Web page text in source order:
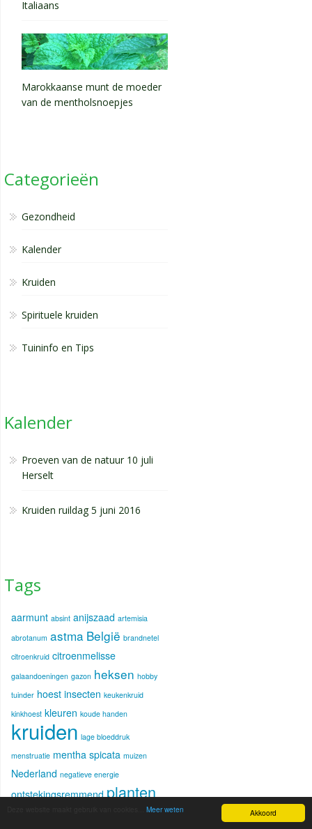
Akkoord
Meer weten
Italiaans
Marokkaanse munt de moeder
van de mentholsnoepjes
Categorieën
Gezondheid
Kalender
Kruiden
Spirituele kruiden
Tuininfo en Tips
Kalender
Proeven van de natuur 10 juli
Herselt
Kruiden ruildag 5 juni 2016
Tags
aarmunt absint anijszaad artemisia
abrotanum astma België brandnetel
citroenkruid citroenmelisse
galaandoeningen gazon heksen hobby
tuinder hoest insecten keukenkruid
kinkhoest kleuren koude handen
kruiden lage bloeddruk
menstruatie mentha spicata muizen
Nederland negatieve energie
ontstekingsremmend planten